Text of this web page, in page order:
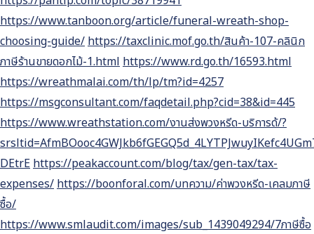
https://www.tanboon.org/article/funeral-wreath-shop-
choosing-guide/ https://taxclinic.mof.go.th/สินค้า-107-คลินิก
ภาษีร้านขายดอกไม้-1.html https://www.rd.go.th/16593.html
https://wreathmalai.com/th/lp/tm?id=4257
https://msgconsultant.com/faqdetail.php?cid=38&id=445
https://www.wreathstation.com/งานส่งพวงหรีด-บริการด้/?
DEtrE https://peakaccount.com/blog/tax/gen-tax/tax-
expenses/ https://boonforal.com/บทความ/ค่าพวงหรีด-เคลมภาษี
ซื้อ/
https://www.smlaudit.com/images/sub_1439049294/7ภาษีซื้อ